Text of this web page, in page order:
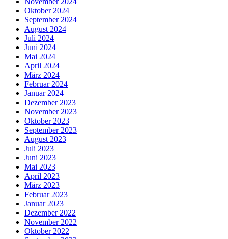
Oktober 2024
September 2024
August 2024
Juli 2024
Juni 2024
Mai 2024
April 2024
März 2024
Februar 2024
Januar 2024
Dezember 2023
November 2023
Oktober 2023
September 2023
August 2023
Juli 2023
Juni 2023
Mai 2023
April 2023
März 2023
Februar 2023
Januar 2023
Dezember 2022
November 2022
Oktober 2022